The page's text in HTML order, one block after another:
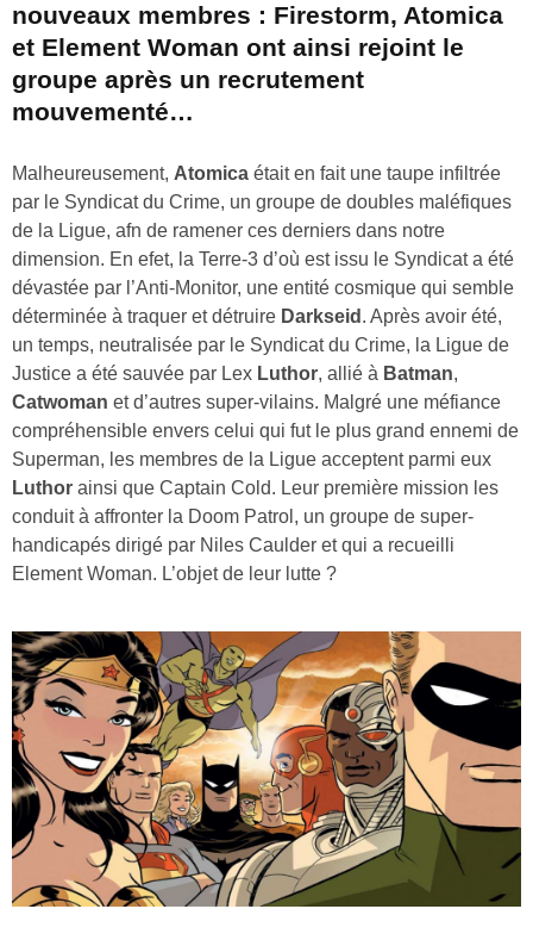
nouveaux membres : Firestorm, Atomica
et Element Woman ont ainsi rejoint le
groupe après un recrutement
mouvementé…
Malheureusement, Atomica était en fait une taupe infiltrée
par le Syndicat du Crime, un groupe de doubles maléfiques
de la Ligue, afn de ramener ces derniers dans notre
dimension. En efet, la Terre-3 d’où est issu le Syndicat a été
dévastée par l’Anti-Monitor, une entité cosmique qui semble
déterminée à traquer et détruire Darkseid . Après avoir été,
un temps, neutralisée par le Syndicat du Crime, la Ligue de
Justice a été sauvée par Lex Luthor, allié à Batman,
Catwoman et d’autres super-vilains. Malgré une méfiance
compréhensible envers celui qui fut le plus grand ennemi de
Superman, les membres de la Ligue acceptent parmi eux
Luthor ainsi que Captain Cold. Leur première mission les
conduit à affronter la Doom Patrol, un groupe de super-
handicapés dirigé par Niles Caulder et qui a recueilli
Element Woman. L’objet de leur lutte ?